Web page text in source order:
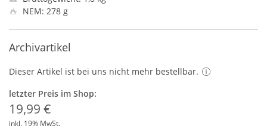
NEM: 278 g
Archivartikel
Dieser Artikel ist bei uns nicht mehr bestellbar.
letzter Preis im Shop:
19,99 €
inkl. 19% MwSt.